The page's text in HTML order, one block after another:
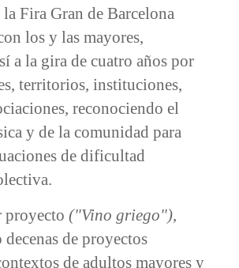
Fira Gran de Barcelona
los y las mayores,
a la gira de cuatro años por
territorios, instituciones,
reconociendo el
y de la comunidad para
de dificultad
proyecto ("Vino griego"),
de proyectos
de adultos mayores y